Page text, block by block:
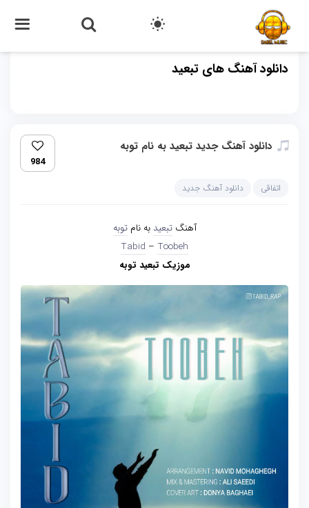
دانلود آهنگ های تبعید
دانلود آهنگ جدید تبعید به نام توبه
984
اتفاقی دانلود آهنگ جدید
آهنگتبعید به نامتوبه
Tabid – Toobeh
موزیک تبعید توبه